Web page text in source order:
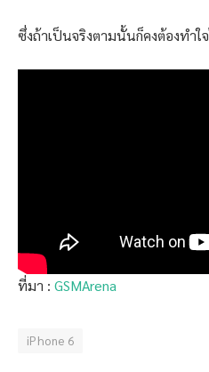
ซึ่งถ้าเป็นจริงตามนั้นก็คงต้องทำ
ที่มา : GSMArena
iPhone 6